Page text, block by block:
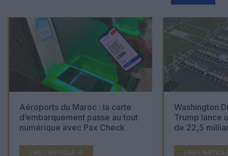
Aéroports du Maroc : la carte
d’embarquement passe au tout
numérique avec Pax Check
LIRE L'ARTICLE
Washington
Trump lance
de 22,5
LIRE